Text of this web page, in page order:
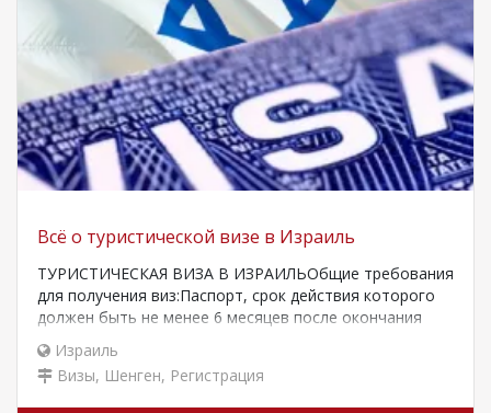
Всё о туристической визе в Израиль
ТУРИСТИЧЕСКАЯ ВИЗА В ИЗРАИЛЬОбщие требования
для получения виз:Паспорт, срок действия которого
должен быть не менее 6 месяцев после окончания
срока…
Израиль
Визы, Шенген, Регистрация